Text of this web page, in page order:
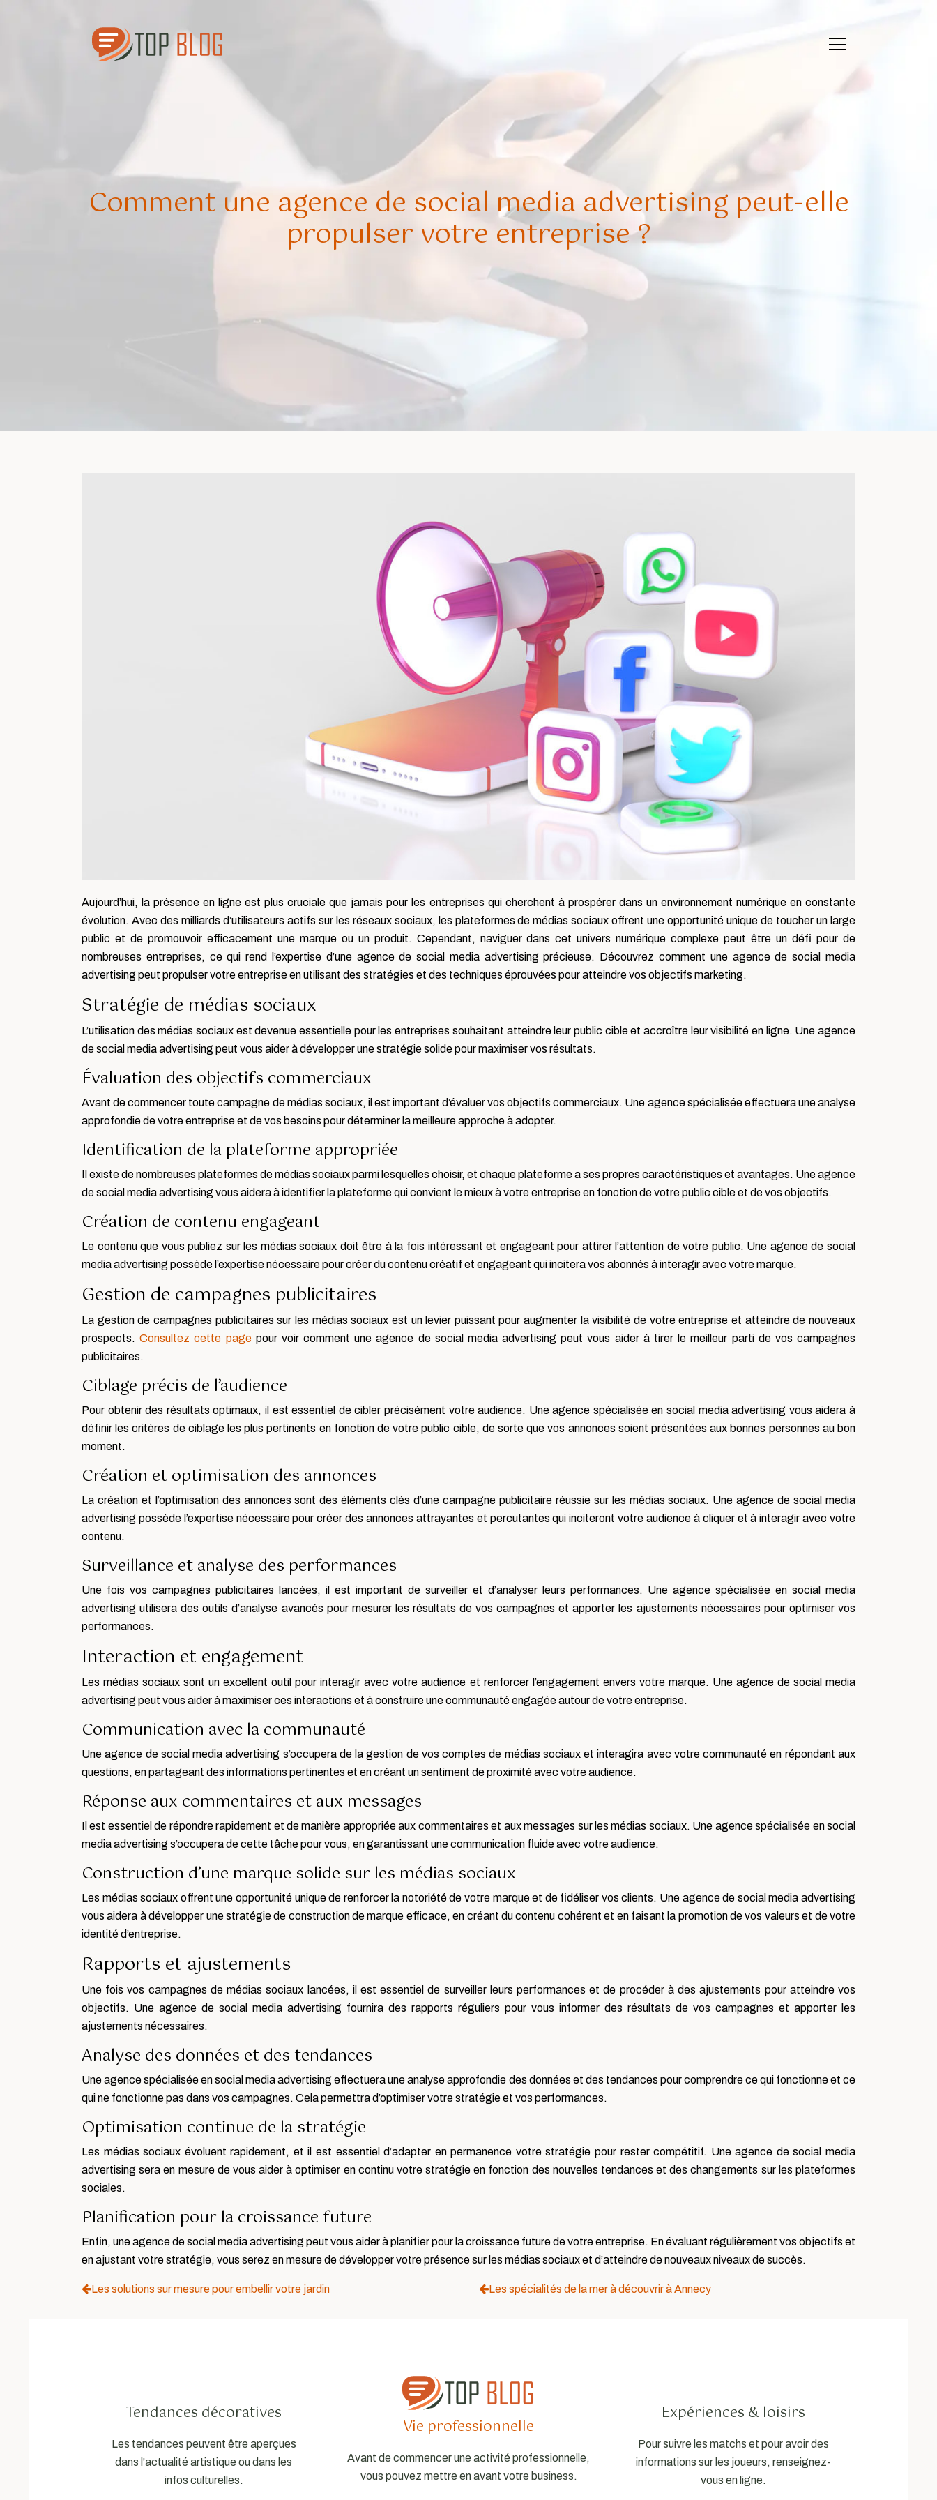
Comment une agence de social media advertising peut-elle
propulser votre entreprise ?
Aujourd’hui, la présence en ligne est plus cruciale que jamais pour les entreprises qui cherchent à prospérer dans un environnement numérique en constante
évolution. Avec des milliards d’utilisateurs actifs sur les réseaux sociaux, les plateformes de médias sociaux offrent une opportunité unique de toucher un large
public et de promouvoir efficacement une marque ou un produit. Cependant, naviguer dans cet univers numérique complexe peut être un défi pour de
nombreuses entreprises, ce qui rend l’expertise d’une agence de social media advertising précieuse. Découvrez comment une agence de social media
advertising peut propulser votre entreprise en utilisant des stratégies et des techniques éprouvées pour atteindre vos objectifs marketing.
Stratégie de médias sociaux
L’utilisation des médias sociaux est devenue essentielle pour les entreprises souhaitant atteindre leur public cible et accroître leur visibilité en ligne. Une agence
de social media advertising peut vous aider à développer une stratégie solide pour maximiser vos résultats.
Évaluation des objectifs commerciaux
Avant de commencer toute campagne de médias sociaux, il est important d’évaluer vos objectifs commerciaux. Une agence spécialisée effectuera une analyse
approfondie de votre entreprise et de vos besoins pour déterminer la meilleure approche à adopter.
Identification de la plateforme appropriée
Il existe de nombreuses plateformes de médias sociaux parmi lesquelles choisir, et chaque plateforme a ses propres caractéristiques et avantages. Une agence
de social media advertising vous aidera à identifier la plateforme qui convient le mieux à votre entreprise en fonction de votre public cible et de vos objectifs.
Création de contenu engageant
Le contenu que vous publiez sur les médias sociaux doit être à la fois intéressant et engageant pour attirer l’attention de votre public. Une agence de social
media advertising possède l’expertise nécessaire pour créer du contenu créatif et engageant qui incitera vos abonnés à interagir avec votre marque.
Gestion de campagnes publicitaires
La gestion de campagnes publicitaires sur les médias sociaux est un levier puissant pour augmenter la visibilité de votre entreprise et atteindre de nouveaux
prospects.Consultez cette pagepour voir comment une agence de social media advertising peut vous aider à tirer le meilleur parti de vos campagnes
publicitaires.
Ciblage précis de l’audience
Pour obtenir des résultats optimaux, il est essentiel de cibler précisément votre audience. Une agence spécialisée en social media advertising vous aidera à
définir les critères de ciblage les plus pertinents en fonction de votre public cible, de sorte que vos annonces soient présentées aux bonnes personnes au bon
moment.
Création et optimisation des annonces
La création et l’optimisation des annonces sont des éléments clés d’une campagne publicitaire réussie sur les médias sociaux. Une agence de social media
advertising possède l’expertise nécessaire pour créer des annonces attrayantes et percutantes qui inciteront votre audience à cliquer et à interagir avec votre
contenu.
Surveillance et analyse des performances
Une fois vos campagnes publicitaires lancées, il est important de surveiller et d’analyser leurs performances. Une agence spécialisée en social media
advertising utilisera des outils d’analyse avancés pour mesurer les résultats de vos campagnes et apporter les ajustements nécessaires pour optimiser vos
performances.
Interaction et engagement
Les médias sociaux sont un excellent outil pour interagir avec votre audience et renforcer l’engagement envers votre marque. Une agence de social media
advertising peut vous aider à maximiser ces interactions et à construire une communauté engagée autour de votre entreprise.
Communication avec la communauté
Une agence de social media advertising s’occupera de la gestion de vos comptes de médias sociaux et interagira avec votre communauté en répondant aux
questions, en partageant des informations pertinentes et en créant un sentiment de proximité avec votre audience.
Réponse aux commentaires et aux messages
Il est essentiel de répondre rapidement et de manière appropriée aux commentaires et aux messages sur les médias sociaux. Une agence spécialisée en social
media advertising s’occupera de cette tâche pour vous, en garantissant une communication fluide avec votre audience.
Construction d’une marque solide sur les médias sociaux
Les médias sociaux offrent une opportunité unique de renforcer la notoriété de votre marque et de fidéliser vos clients. Une agence de social media advertising
vous aidera à développer une stratégie de construction de marque efficace, en créant du contenu cohérent et en faisant la promotion de vos valeurs et de votre
identité d’entreprise.
Rapports et ajustements
Une fois vos campagnes de médias sociaux lancées, il est essentiel de surveiller leurs performances et de procéder à des ajustements pour atteindre vos
objectifs. Une agence de social media advertising fournira des rapports réguliers pour vous informer des résultats de vos campagnes et apporter les
ajustements nécessaires.
Analyse des données et des tendances
Une agence spécialisée en social media advertising effectuera une analyse approfondie des données et des tendances pour comprendre ce qui fonctionne et ce
qui ne fonctionne pas dans vos campagnes. Cela permettra d’optimiser votre stratégie et vos performances.
Optimisation continue de la stratégie
Les médias sociaux évoluent rapidement, et il est essentiel d’adapter en permanence votre stratégie pour rester compétitif. Une agence de social media
advertising sera en mesure de vous aider à optimiser en continu votre stratégie en fonction des nouvelles tendances et des changements sur les plateformes
sociales.
Planification pour la croissance future
Enfin, une agence de social media advertising peut vous aider à planifier pour la croissance future de votre entreprise. En évaluant régulièrement vos objectifs et
en ajustant votre stratégie, vous serez en mesure de développer votre présence sur les médias sociaux et d’atteindre de nouveaux niveaux de succès.
Les solutions sur mesure pour embellir votre jardin Les spécialités de la mer à découvrir à Annecy
Tendances décoratives
Les tendances peuvent être aperçues
dans l'actualité artistique ou dans les
infos culturelles.
Vie professionnelle
Avant de commencer une activité professionnelle,
vous pouvez mettre en avant votre business.
Expériences & loisirs
Pour suivre les matchs et pour avoir des
informations sur les joueurs, renseignez-
vous en ligne.